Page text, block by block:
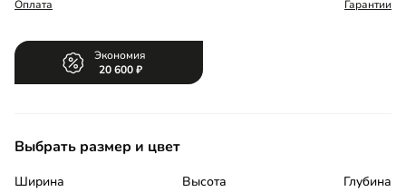
Оплата Гарантии
Экономия
20 600
Выбрать размер и цвет
Ширина Высота Глубина